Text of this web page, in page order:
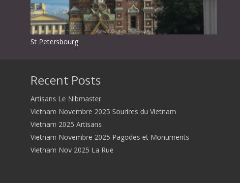
St Petersbourg
Recent Posts
Artisans Le Nibmaster
Vietnam Novembre 2025 Sourires du Vietnam
Vietnam 2025 Artisans
Vietnam Novembre 2025 Pagodes et Monuments
Vietnam Nov 2025 La Rue